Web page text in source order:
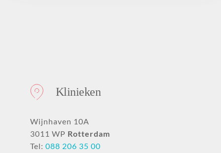
Klinieken
Wijnhaven 10A
3011 WP Rotterdam
Tel: 088 206 35 00